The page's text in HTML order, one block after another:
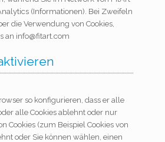
(Informationen). Bei Zweifeln
die Verwendung von Cookies,
an info@fitart.com
so konfigurieren, dass er alle
alle Cookies ablehnt oder nur
Cookies (zum Beispiel Cookies von
oder Sie können wählen, einen